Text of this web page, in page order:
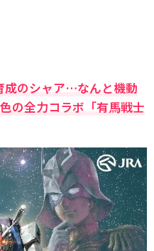
成のシャア…なんと機動
の全力コラボ「有馬戦士